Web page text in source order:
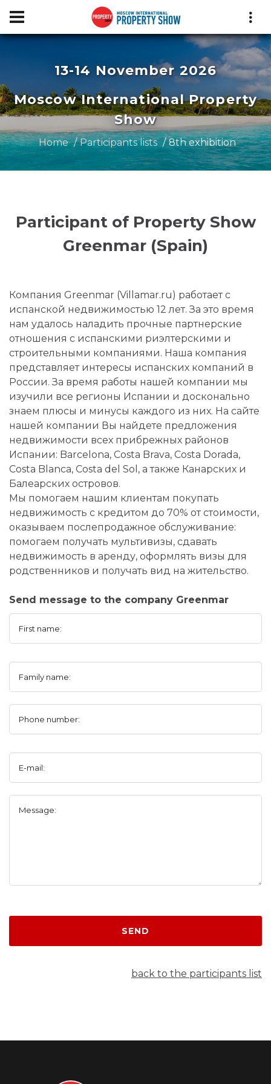
13-14 November 2026
Moscow International Property
Show
Home Participants lists 8th exhibition
Participant of Property Show
Greenmar (Spain)
Компания Greenmar (Villamar.ru) работает с
испанской недвижимостью 12 лет. За это время
нам удалось наладить прочные партнерские
отношения с испанскими риэлтерскими и
строительными компаниями. Наша компания
представляет интересы испанских компаний в
России. За время работы нашей компании мы
изучили все регионы Испании и досконально
знаем плюсы и минусы каждого из них. На сайте
нашей компании Вы найдете предложения
недвижимости всех прибрежных районов
Испании: Barcelona, Costa Brava, Costa Dorada,
Costa Blanca, Costa del Sol, а также Канарских и
Балеарских островов.
Мы помогаем нашим клиентам покупать
недвижимость с кредитом до 70% от стоимости,
оказываем послепродажное обслуживание:
помогаем получать мультивизы, сдавать
недвижимость в аренду, оформлять визы для
родственников и получать вид на жительство.
Send message to the company Greenmar
First name:
Family name:
Phone number:
E-mail:
Message:
SEND
back to the participants list